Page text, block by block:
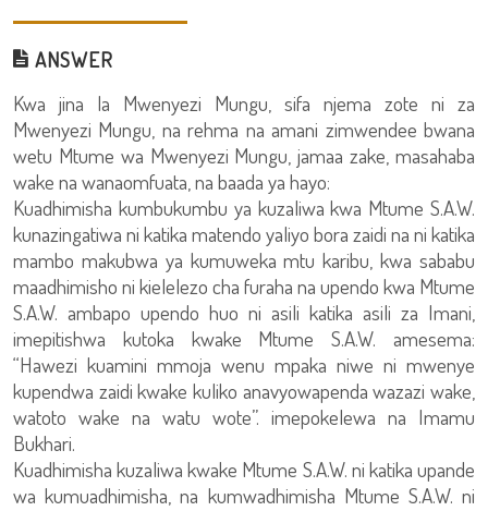
ANSWER
Kwa jina la Mwenyezi Mungu, sifa njema zote ni za
Mwenyezi Mungu, na rehma na amani zimwendee bwana
wetu Mtume wa Mwenyezi Mungu, jamaa zake, masahaba
wake na wanaomfuata, na baada ya hayo:
Kuadhimisha kumbukumbu ya kuzaliwa kwa Mtume S.A.W.
kunazingatiwa ni katika matendo yaliyo bora zaidi na ni katika
mambo makubwa ya kumuweka mtu karibu, kwa sababu
maadhimisho ni kielelezo cha furaha na upendo kwa Mtume
S.A.W. ambapo upendo huo ni asili katika asili za Imani,
imepitishwa kutoka kwake Mtume S.A.W. amesema:
“Hawezi kuamini mmoja wenu mpaka niwe ni mwenye
kupendwa zaidi kwake kuliko anavyowapenda wazazi wake,
watoto wake na watu wote”. imepokelewa na Imamu
Bukhari.
Kuadhimisha kuzaliwa kwake Mtume S.A.W. ni katika upande
wa kumuadhimisha, na kumwadhimisha Mtume S.A.W. ni